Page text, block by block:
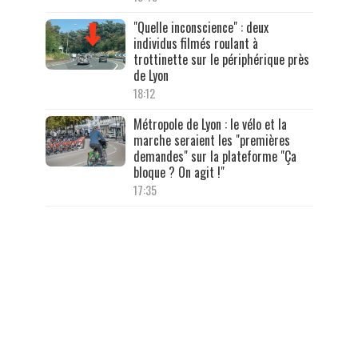
"Quelle inconscience" : deux
individus filmés roulant à
trottinette sur le périphérique près
de Lyon
18:12
Métropole de Lyon : le vélo et la
marche seraient les "premières
demandes" sur la plateforme "Ça
bloque ? On agit !"
17:35